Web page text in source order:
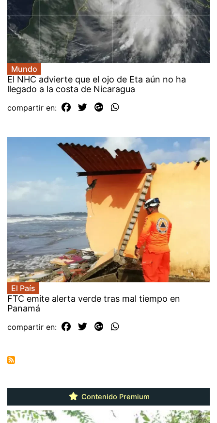
Mundo
El NHC advierte que el ojo de Eta aún no ha
llegado a la costa de Nicaragua
compartir en:
El País
FTC emite alerta verde tras mal tiempo en
Panamá
compartir en:
Contenido Premium